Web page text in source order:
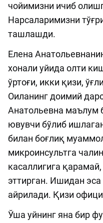
чойимизни ичиб
Нарсаларимизни
ташлашди.
Eлена
хонали уйида олти
ўртоғи, икки қизи,
Оиланинг доимий
Анатольевна маълум
ювувчи бўлиб
билан боғлиқ
микроинсультга
касаллигига
эттирган. Ишидан
айрилади. Қизи
Ўша уйнинг яна бир